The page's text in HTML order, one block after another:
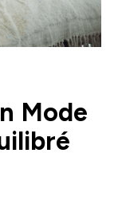
Mode